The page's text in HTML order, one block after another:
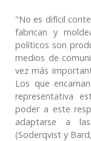
"No es difícil
fabrican y
políticos son
medios de
vez más
Los que
representativa
poder a este
adaptarse a
(Soderqvist y